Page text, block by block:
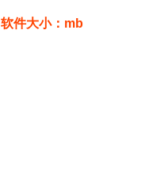
软件大小：mb